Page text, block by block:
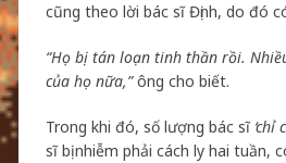
cũng theo lời bác sĩ Định, do đó
“Họ bị tán loạn tinh thần rồi.
của họ nữa,”ông cho biết.
Trong khi đó, số lượng bác sĩ
sĩ bị nhiễm phải cách ly hai tuần,